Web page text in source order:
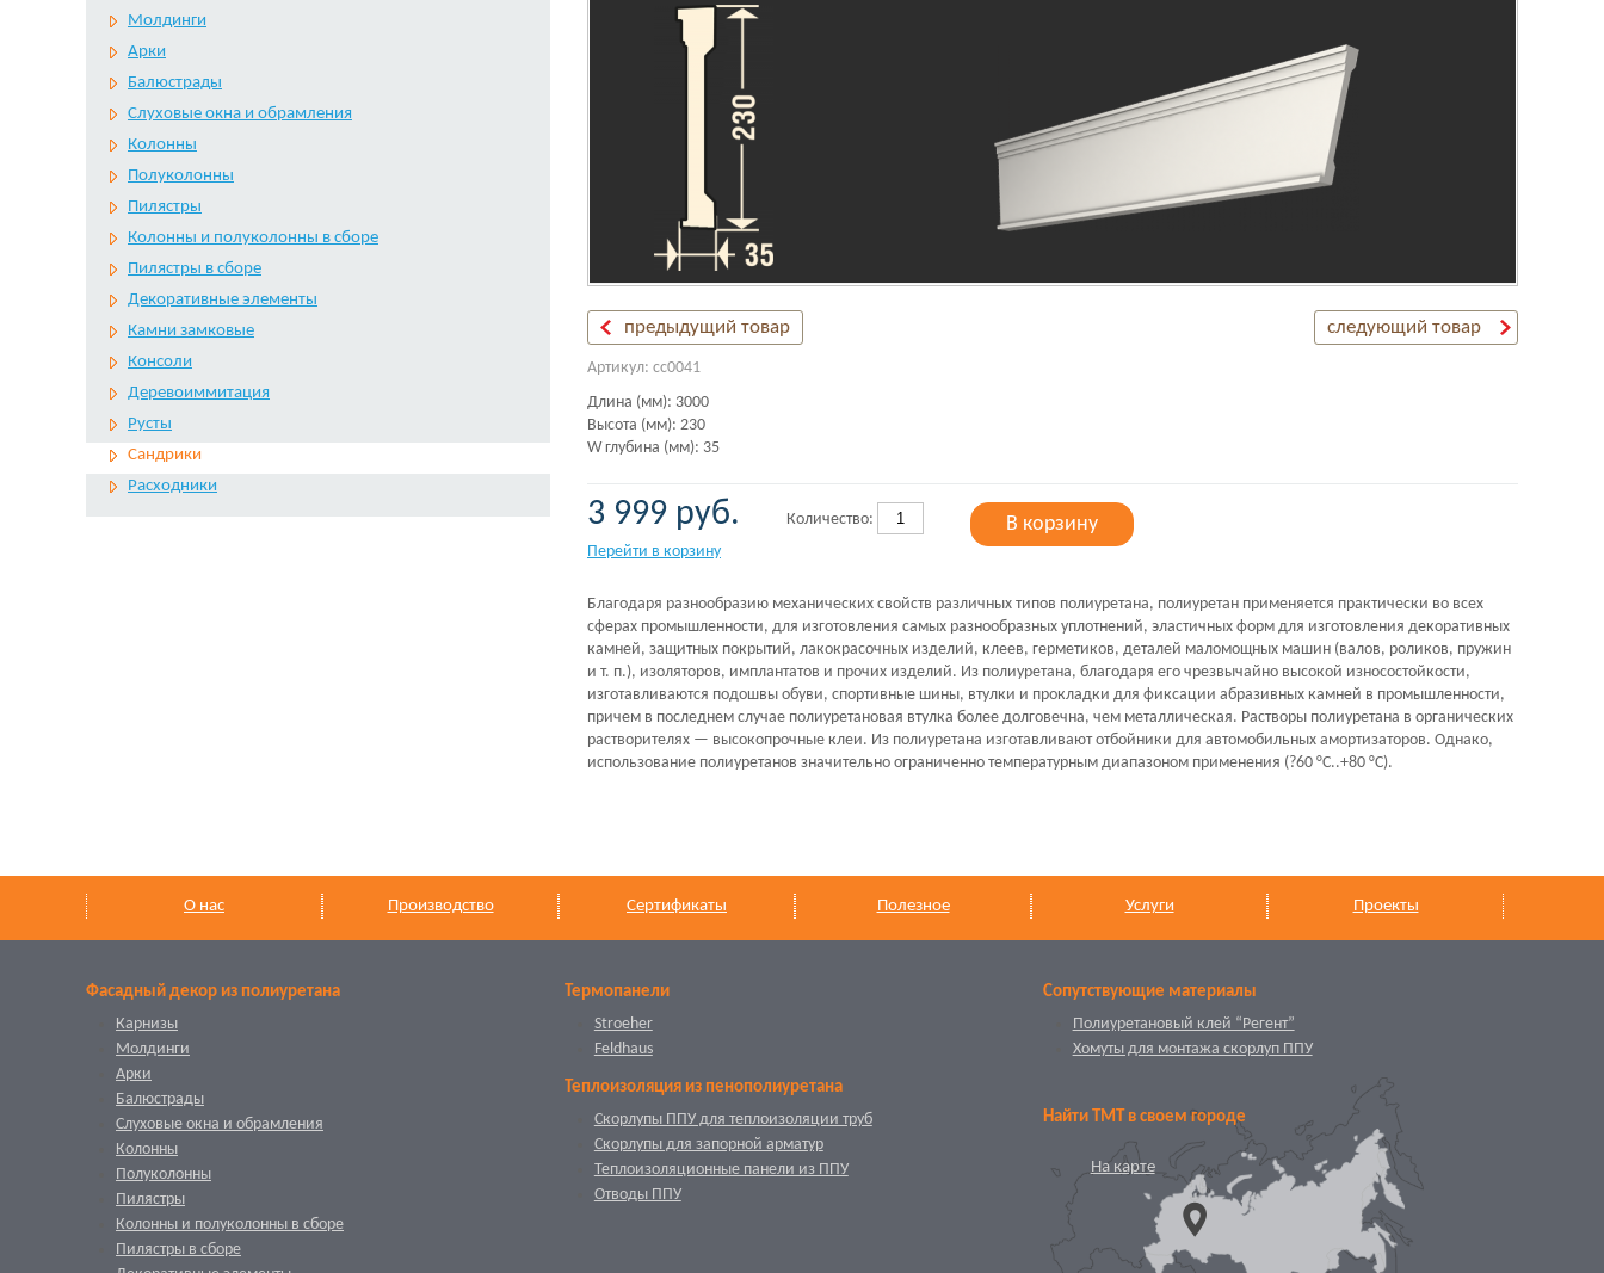
Молдинги
Арки
Балюстрады
Слуховые окна и обрамления
Колонны
Полуколонны
Пилястры
Колонны и полуколонны в сборе
Пилястры в сборе
Декоративные элементы
Камни замковые
Консоли
Деревоиммитация
Русты
Сандрики
Расходники
предыдущий товар следующий товар
Артикул: сс0041
Длина (мм): 3000
Высота (мм): 230
W глубина (мм): 35
3 999 руб.
Перейти в корзину
Количество: В корзину
Благодаря разнообразию механических свойств различных типов полиуретана, полиуретан применяется практически во всех
сферах промышленности, для изготовления самых разнообразных уплотнений, эластичных форм для изготовления декоративных
камней, защитных покрытий, лакокрасочных изделий, клеев, герметиков, деталей маломощных машин (валов, роликов, пружин
и т. п.), изоляторов, имплантатов и прочих изделий. Из полиуретана, благодаря его чрезвычайно высокой износостойкости,
изготавливаются подошвы обуви, спортивные шины, втулки и прокладки для фиксации абразивных камней в промышленности,
причем в последнем случае полиуретановая втулка более долговечна, чем металлическая. Растворы полиуретана в органических
растворителях — высокопрочные клеи. Из полиуретана изготавливают отбойники для автомобильных амортизаторов. Однако,
использование полиуретанов значительно ограниченно температурным диапазоном применения (?60 °С..+80 °С).
О нас Производство Сертификаты Полезное Услуги Проекты
Фасадный декор из полиуретана
Карнизы
Молдинги
Арки
Балюстрады
Слуховые окна и обрамления
Колонны
Полуколонны
Пилястры
Колонны и полуколонны в сборе
Пилястры в сборе
Термопанели
Stroeher
Feldhaus
Теплоизоляция из пенополиуретана
Скорлупы ППУ для теплоизоляции труб
Скорлупы для запорной арматур
Теплоизоляционные панели из ППУ
Отводы ППУ
Сопутствующие материалы
Полиуретановый клей “Регент”
Хомуты для монтажа скорлуп ППУ
Найти ТМТ в своем городе
На карте